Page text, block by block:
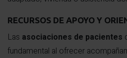
RECURSOS DE APOYO Y
Las asociaciones de pacientes
fundamental al ofrecer